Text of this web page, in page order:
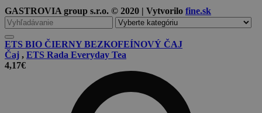
GASTROVIA group s.r.o. © 2020 | Vytvorilo fine.sk
Vyhľadávanie
pre
ETS BIO ČIERNY BEZKOFEÍNOVÝ ČAJ
Čaj , ETS Rada Everyday Tea
4,17€